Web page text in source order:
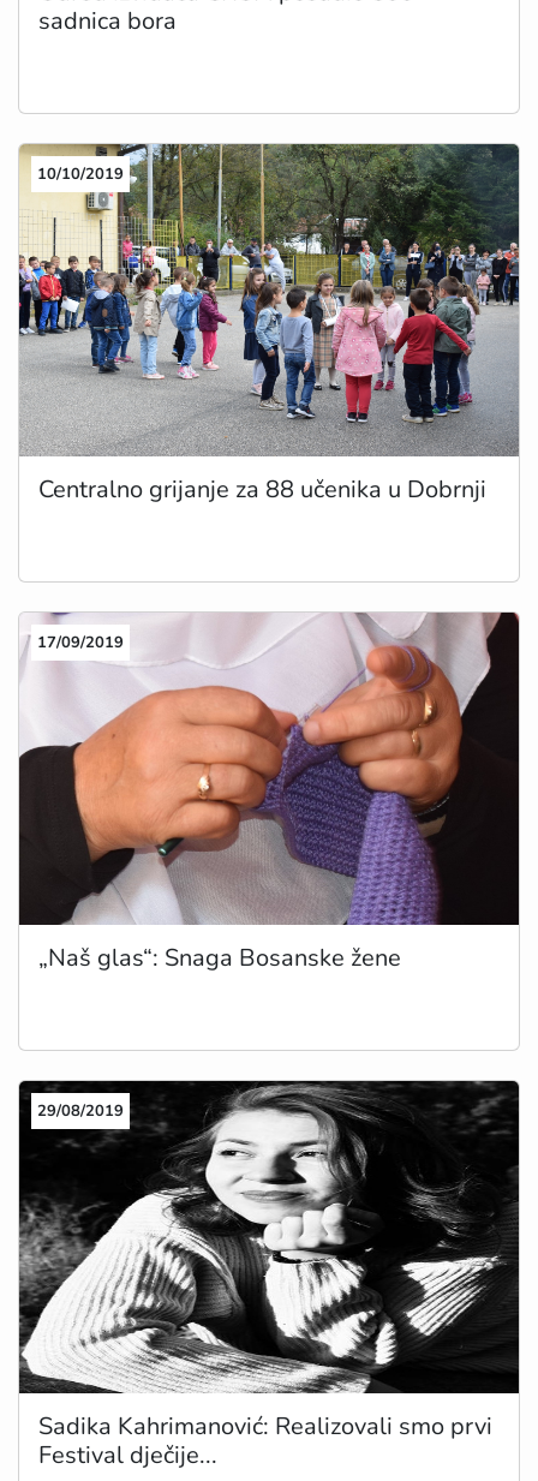
sadnica bora
10/10/2019
Centralno grijanje za 88 učenika u Dobrnji
17/09/2019
„Naš glas“: Snaga Bosanske žene
29/08/2019
Sadika Kahrimanović: Realizovali smo prvi
Festival dječije...